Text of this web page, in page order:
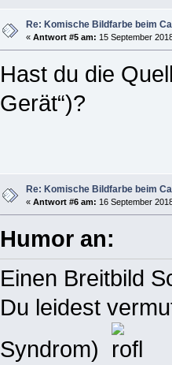
Re: Komische Bildfarbe beim
« Antwort #5 am: 15 September
Hast du die
Gerät“)?
Re: Komische Bildfarbe beim
« Antwort #6 am: 16 September
Humor an:
Einen Breitbild
Du leidest
Syndrom)